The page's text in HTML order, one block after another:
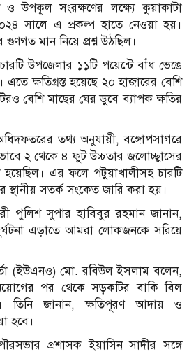
ও উপকূল সংরক্ষণের লক্ষ্যে কুয়াকাটা
সালে এ প্রকল্প হাতে নেওয়া হয়।
মান নিয়ে প্রশ্ন উঠছিল।
উপজেলার ১১টি পয়েন্টে বাঁধ ভেঙে
এতে ক্ষতিগ্রস্ত হয়েছে ২০ হাজারের বেশি
বেশি মাছের ঘের ডুবে ব্যাপক ক্ষতির
তথ্য অনুযায়ী, বঙ্গোপসাগরে
২ থেকে ৪ ফুট উচ্চতার জলোচ্ছ্বাসের
এর ফলে পটুয়াখালীসহ চারটি
সতর্ক সংকেত জারি করা হয়।
পুলিশ সুপার হাবিবুর রহমান জানান,
এড়াতে আমরা লোকজনকে সরিয়ে
(ইউএনও) মো. রবিউল ইসলাম বলেন,
পর থেকে সড়কটির বাকি বিল
তিনি জানান, ক্ষতিপূরণ আদায় ও
হবে।
প্রশাসক ইয়াসিন সাদীর সঙ্গে